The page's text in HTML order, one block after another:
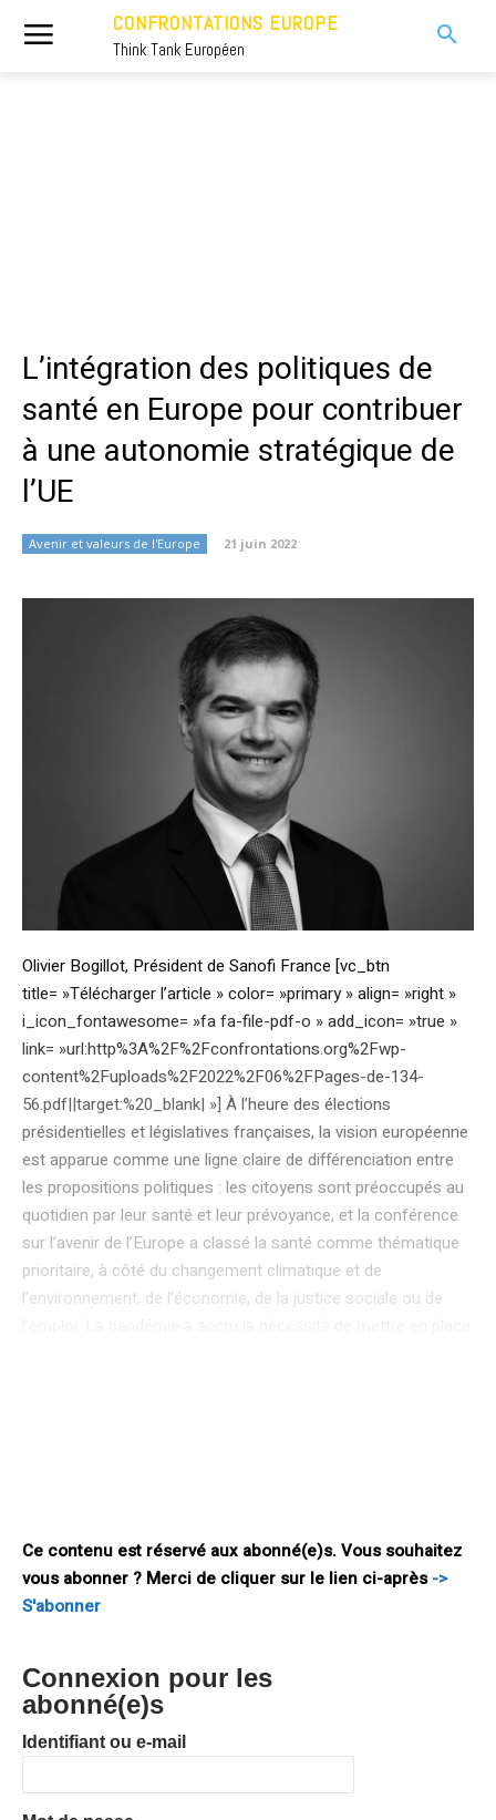
CONFRONTATIONS EUROPE
Think Tank Européen
L’intégration des politiques de
santé en Europe pour contribuer
à une autonomie stratégique de
l’UE
Avenir et valeurs de l'Europe 21 juin 2022
Olivier Bogillot, Président de Sanofi France [vc_btn
title= »Télécharger l’article » color= »primary » align= »right »
i_icon_fontawesome= »fa fa-file-pdf-o » add_icon= »true »
link= »url:http%3A%2F%2Fconfrontations.org%2Fwp-
content%2Fuploads%2F2022%2F06%2FPages-de-134-
56.pdf||target:%20_blank| »] À l’heure des élections
présidentielles et législatives françaises, la vision européenne
est apparue comme une ligne claire de différenciation entre
les propositions politiques : les citoyens sont préoccupés au
quotidien par leur santé et leur prévoyance, et la conférence
sur l’avenir de l’Europe a classé la santé comme thématique
prioritaire, à côté du changement climatique et de
l’environnement, de l’économie, de la justice sociale ou de
Ce contenu est réservé aux abonné(e)s. Vous souhaitez
vous abonner ? Merci de cliquer sur le lien ci-après->
S'abonner
Connexion pour les
abonné(e)s
Identifiant ou e-mail